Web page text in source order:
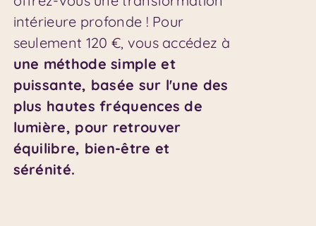
intérieure profonde ! Pour
seulement 120 €, vous accédez à
une méthode simple et
puissante, basée sur l'une des
plus hautes fréquences de
lumière, pour retrouver
équilibre, bien-être et
sérénité.